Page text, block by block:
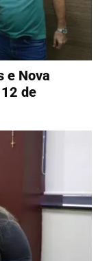
e Nova
de